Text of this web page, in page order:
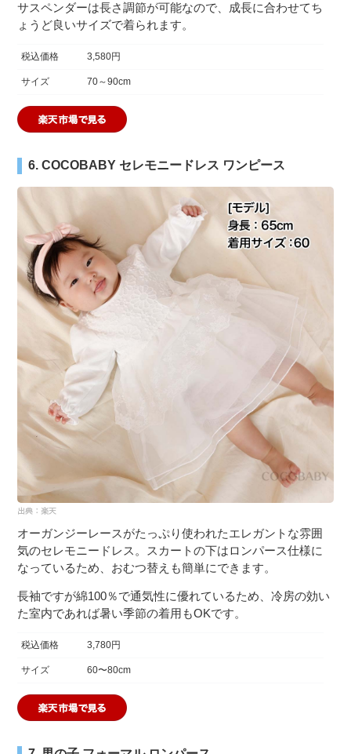
サスペンダーは長さ調節が可能なので、成長に合わせてち
ょうど良いサイズで着られます。
税込価格 3,580円
サイズ 70～90cm
6. COCOBABY セレモニードレス ワンピース
オーガンジーレースがたっぷり使われたエレガントな雰囲
気のセレモニードレス。スカートの下はロンパース仕様に
なっているため、おむつ替えも簡単にできます。
長袖ですが綿100％で通気性に優れているため、冷房の効い
た室内であれば暑い季節の着用もOKです。
税込価格 3,780円
サイズ 60〜80cm